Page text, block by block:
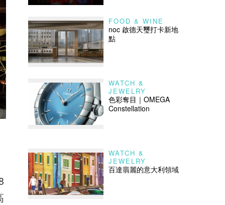
FOOD & WINE
noc 啟德天璽打卡新地
點
WATCH &
JEWELRY
色彩奪目｜OMEGA
Constellation
WATCH &
JEWELRY
百達翡麗的意大利領域